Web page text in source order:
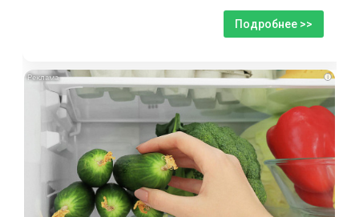
Подробнее >>
i